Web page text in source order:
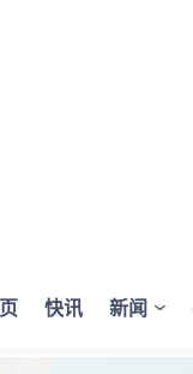
快讯 新闻